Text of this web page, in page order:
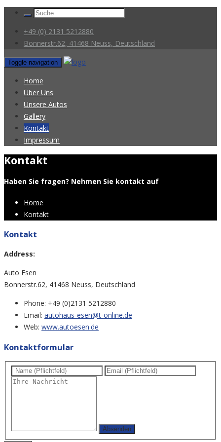
+49 (0) 2131 5212880
Bonnerstr.62, 41468 Neuss, Deutschland
Toggle navigation
Home
Über Uns
Unsere Autos
Gallery
Kontakt
Impressum
Kontakt
Haben Sie fragen? Nehmen Sie kontakt auf
Home
Kontakt
Kontakt
Address:
Auto Esen
Bonnerstr.62, 41468 Neuss, Deutschland
Phone: +49 (0)2131 5212880
Email: autohaus-esen@t-online.de
Web: www.autoesen.de
Kontaktformular